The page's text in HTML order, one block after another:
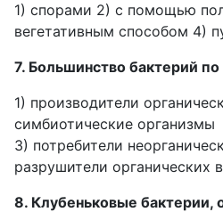
1) спорами 2) с помощью
вегетативным способом 4)
7. Большинство бактерий
1) производители
симбиотические организмы
3) потребители
разрушители органических
8. Клубеньковые бактерии,